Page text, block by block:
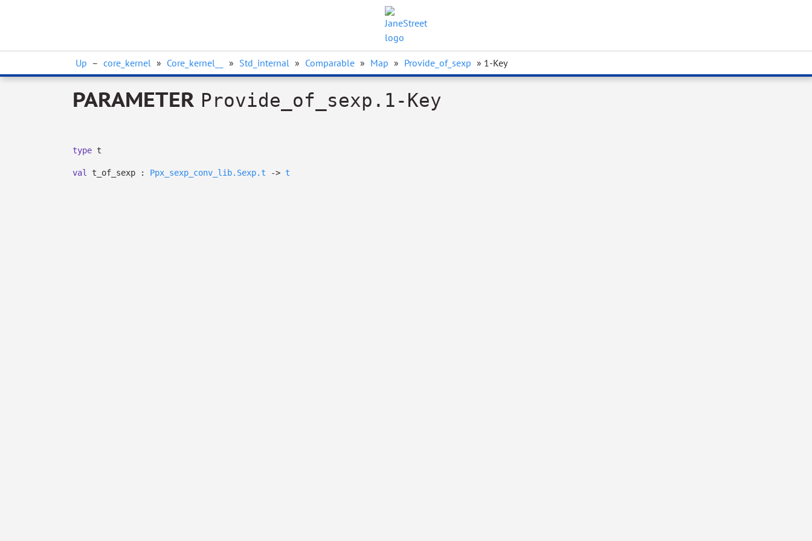
Up – core_kernel » Core_kernel__ » Std_internal » Comparable » Map » Provide_of_sexp » 1-Key
PARAMETER Provide_of_sexp.1-Key
type t
val t_of_sexp : Ppx_sexp_conv_lib.Sexp.t -> t